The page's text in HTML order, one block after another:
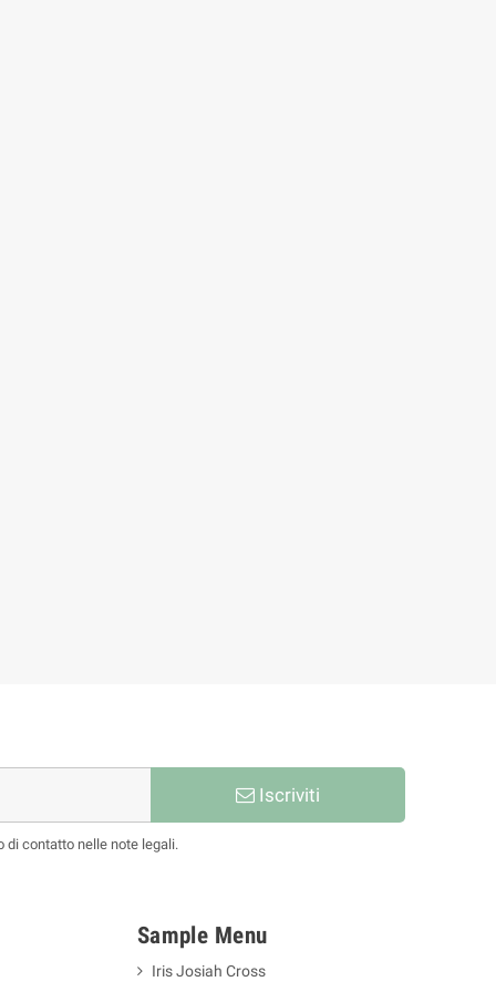
Iscriviti
di contatto nelle note legali.
Sample Menu
Iris Josiah Cross